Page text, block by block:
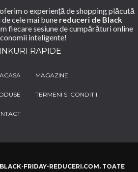
o experiență de shopping plăcută
cele mai bune reduceri de Black
fiecare sesiune de cumpărături online
inteligente!
RAPIDE
ACASA MAGAZINE
TERMENI SI CONDITII
FRIDAY-REDUCERI.COM. TOATE